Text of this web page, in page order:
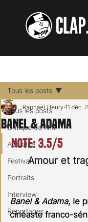
Tous les posts
Critique de film
Actualité
Festival
Portraits
Interview
Reportages
Tous les posts
Banel & Adama
Raphael Fleury 11 déc.
Note: 3.5/5
Amour et
Banel & Adama, le
cinéaste franco-